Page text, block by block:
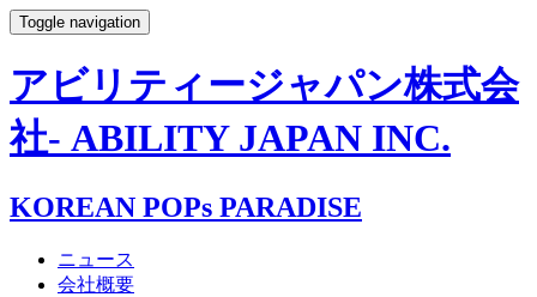
Toggle navigation
アビリティージャパン株式会
社- ABILITY JAPAN INC.
KOREAN POPs PARADISE
ニュース
会社概要